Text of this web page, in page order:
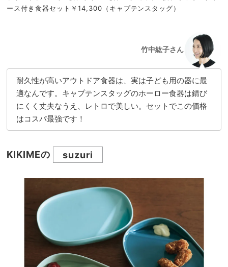
ース付き食器セット￥14,300（キャプテンスタッグ）
竹中紘子さん
耐久性が高いアウトドア食器は、実は子ども用の器に最
適なんです。キャプテンスタッグのホーロー食器は錆び
にくく丈夫なうえ、レトロで美しい。セットでこの価格
はコスパ最強です！
KIKIMEの suzuri